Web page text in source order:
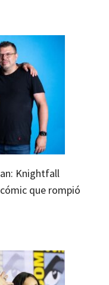
Knightfall
que rompió